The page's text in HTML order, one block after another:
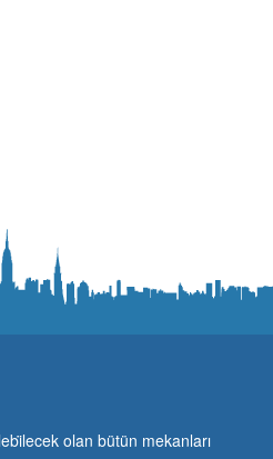
olan bütün mekanları